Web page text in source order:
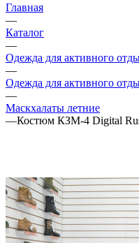
Главная
—
Каталог
—
Одежда для активного
—
Одежда для активного
—
Маскхалаты летние
—Костюм КЗМ-4 Digital